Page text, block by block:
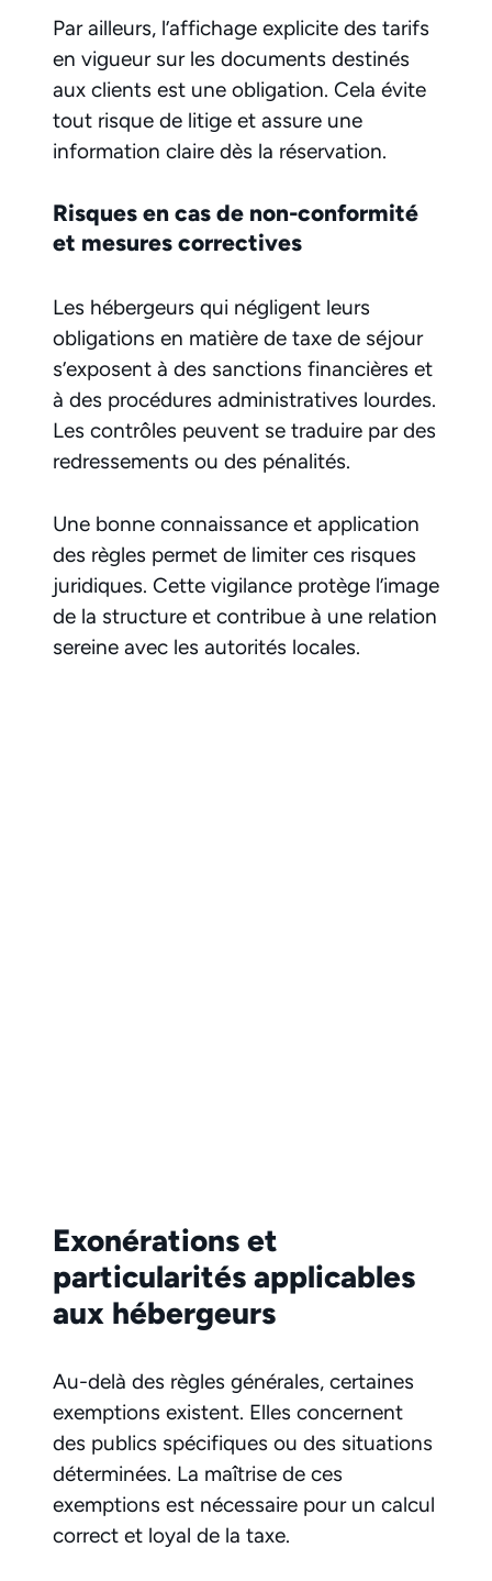
Par ailleurs, l’affichage explicite des tarifs
en vigueur sur les documents destinés
aux clients est une obligation. Cela évite
tout risque de litige et assure une
information claire dès la réservation.
Risques en cas de non-conformité
et mesures correctives
Les hébergeurs qui négligent leurs
obligations en matière de taxe de séjour
s’exposent à des sanctions financières et
à des procédures administratives lourdes.
Les contrôles peuvent se traduire par des
redressements ou des pénalités.
Une bonne connaissance et application
des règles permet de limiter ces risques
juridiques. Cette vigilance protège l’image
de la structure et contribue à une relation
sereine avec les autorités locales.
Exonérations et
particularités applicables
aux hébergeurs
Au-delà des règles générales, certaines
exemptions existent. Elles concernent
des publics spécifiques ou des situations
déterminées. La maîtrise de ces
exemptions est nécessaire pour un calcul
correct et loyal de la taxe.